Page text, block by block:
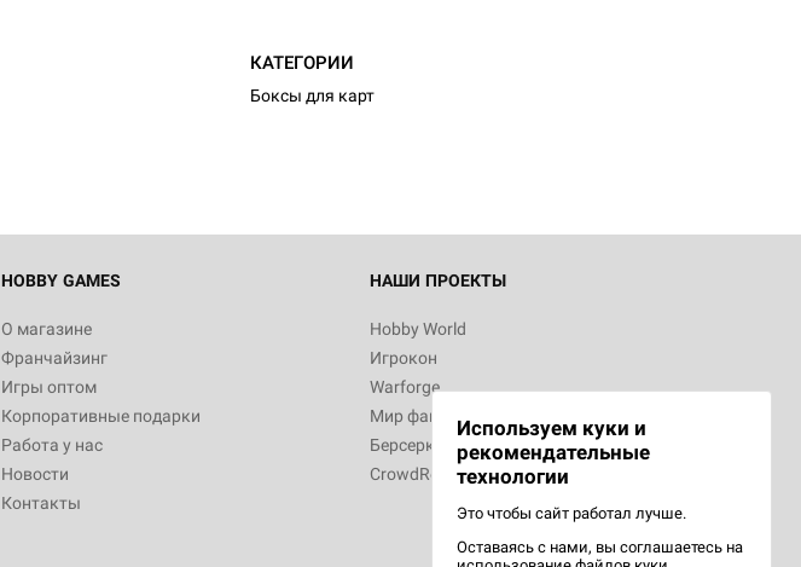
КАТЕГОРИИ
Боксы для карт
HOBBY GAMES
О магазине
Франчайзинг
Игры оптом
Корпоративные подарки
Работа у нас
Новости
Контакты
НАШИ ПРОЕКТЫ
Hobby World
Игрокон
Warforge
Мир фантастики
Берсерк
CrowdRepublic
Используем куки и
рекомендательные
технологии
Это чтобы сайт работал лучше.
Оставаясь с нами, вы соглашаетесь на